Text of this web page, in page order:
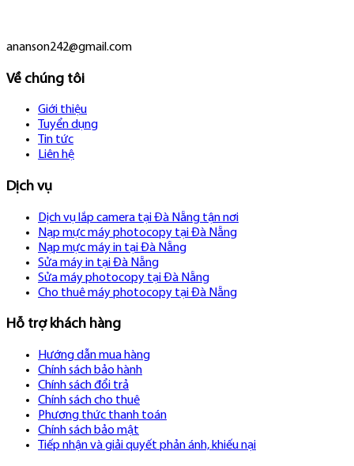
ananson242@gmail.com
Về chúng tôi
Giới thiệu
Tuyển dụng
Tin tức
Liên hệ
Dịch vụ
Dịch vụ lắp camera tại Đà Nẵng tận nơi
Nạp mực máy photocopy tại Đà Nẵng
Nạp mực máy in tại Đà Nẵng
Sửa máy in tại Đà Nẵng
Sửa máy photocopy tại Đà Nẵng
Cho thuê máy photocopy tại Đà Nẵng
Hỗ trợ khách hàng
Hướng dẫn mua hàng
Chính sách bảo hành
Chính sách đổi trả
Chính sách cho thuê
Phương thức thanh toán
Chính sách bảo mật
Tiếp nhận và giải quyết phản ánh, khiếu nại